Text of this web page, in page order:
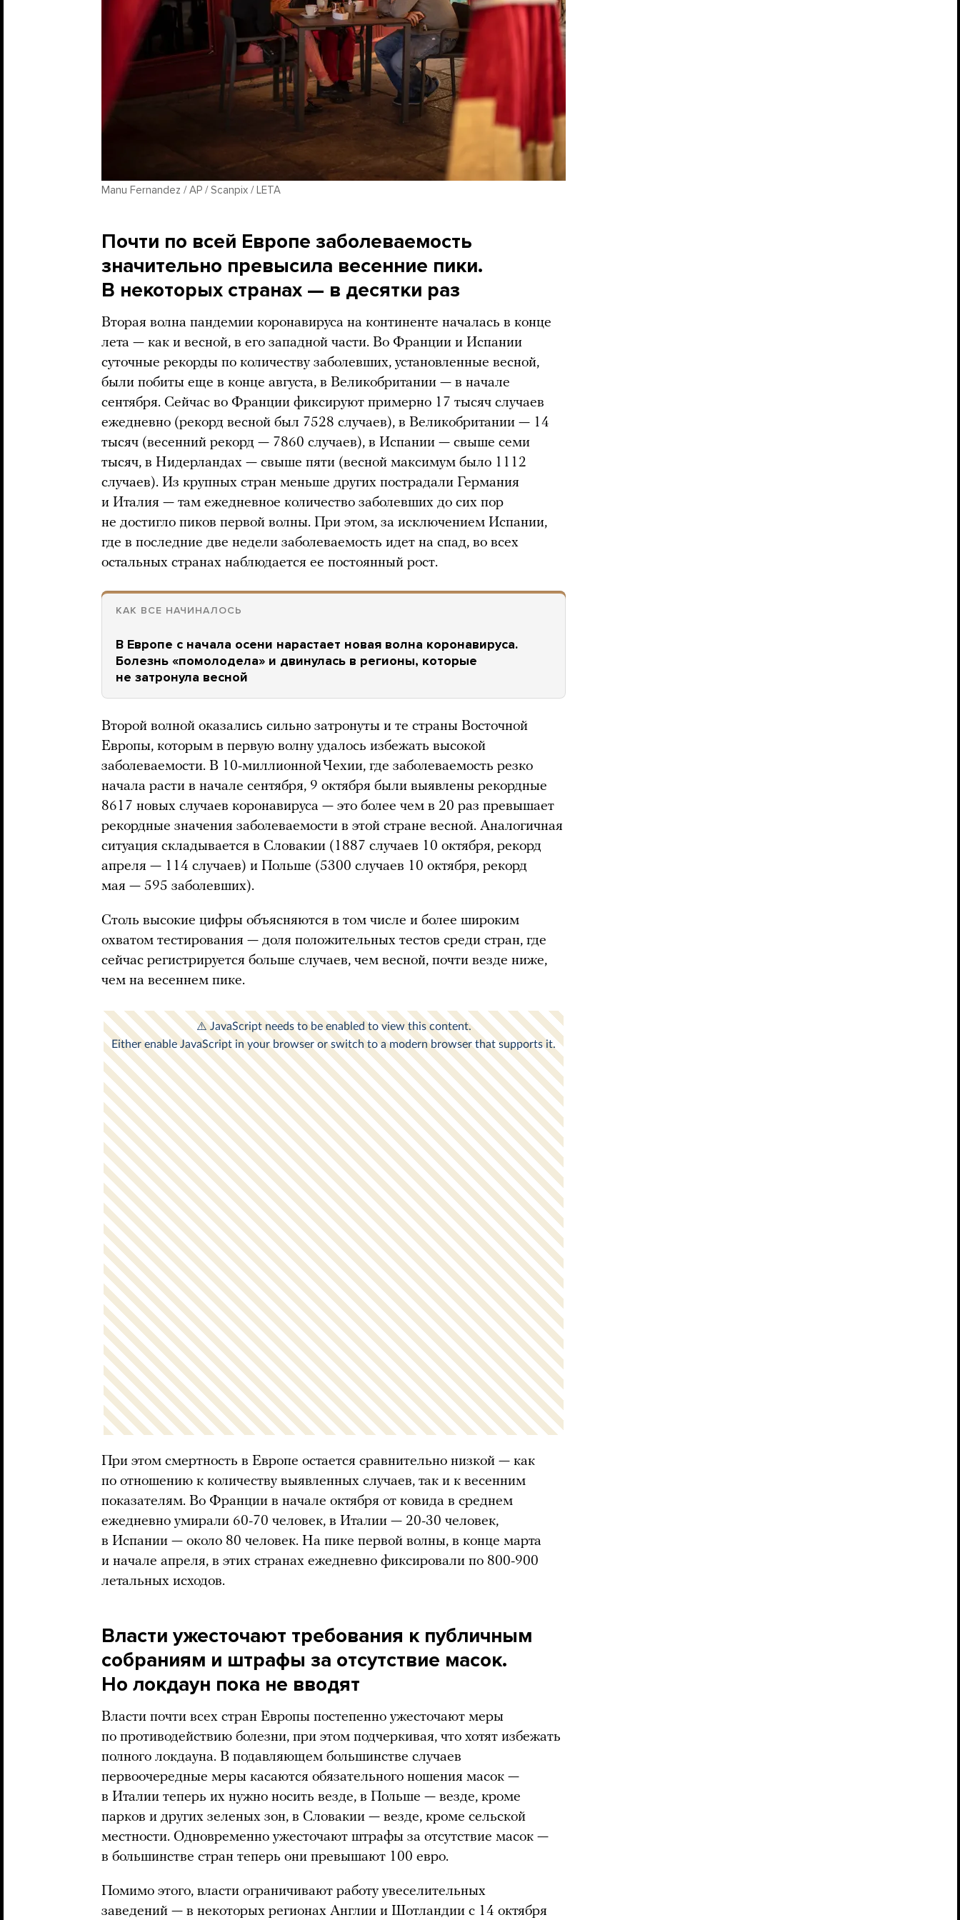
Manu Fernandez / AP / Scanpix / LETA
Почти по всей Европе заболеваемость
значительно превысила весенние пики.
В некоторых странах — в десятки раз
Вторая волна пандемии коронавируса на континенте началась в конце
лета — как и весной, в его западной части. Во Франции и Испании
суточные рекорды по количеству заболевших, установленные весной,
были побиты еще в конце августа, в Великобритании — в начале
сентября. Сейчас во Франции фиксируют примерно 17 тысяч случаев
ежедневно (рекорд весной был 7528 случаев), в Великобритании — 14
тысяч (весенний рекорд — 7860 случаев), в Испании — свыше семи
тысяч, в Нидерландах — свыше пяти (весной максимум было 1112
случаев). Из крупных стран меньше других пострадали Германия
и Италия — там ежедневное количество заболевших до сих пор
не достигло пиков первой волны. При этом, за исключением Испании,
где в последние две недели заболеваемость идет на спад, во всех
остальных странах наблюдается ее постоянный рост.
КАК ВСЕ НАЧИНАЛОСЬ
В Европе с начала осени нарастает новая волна коронавируса.
Болезнь «помолодела» и двинулась в регионы, которые
не затронула весной
Второй волной оказались сильно затронуты и те страны Восточной
Европы, которым в первую волну удалось избежать высокой
заболеваемости. В 10-миллионной Чехии, где заболеваемость резко
начала расти в начале сентября, 9 октября были выявлены рекордные
8617 новых случаев коронавируса — это более чем в 20 раз превышает
рекордные значения заболеваемости в этой стране весной. Аналогичная
ситуация складывается в Словакии (1887 случаев 10 октября, рекорд
апреля — 114 случаев) и Польше (5300 случаев 10 октября, рекорд
мая — 595 заболевших).
Столь высокие цифры объясняются в том числе и более широким
охватом тестирования — доля положительных тестов среди стран, где
сейчас регистрируется больше случаев, чем весной, почти везде ниже,
чем на весеннем пике.
При этом смертность в Европе остается сравнительно низкой — как
по отношению к количеству выявленных случаев, так и к весенним
показателям. Во Франции в начале октября от ковида в среднем
ежедневно умирали 60-70 человек, в Италии — 20-30 человек,
в Испании — около 80 человек. На пике первой волны, в конце марта
и начале апреля, в этих странах ежедневно фиксировали по 800-900
летальных исходов.
Власти ужесточают требования к публичным
собраниям и штрафы за отсутствие масок.
Но локдаун пока не вводят
Власти почти всех стран Европы постепенно ужесточают меры
по противодействию болезни, при этом подчеркивая, что хотят избежать
полного локдауна. В подавляющем большинстве случаев
первоочередные меры касаются обязательного ношения масок —
в Италии теперь их нужно носить везде, в Польше — везде, кроме
парков и других зеленых зон, в Словакии — везде, кроме сельской
местности. Одновременно ужесточают штрафы за отсутствие масок —
в большинстве стран теперь они превышают 100 евро.
Помимо этого, власти ограничивают работу увеселительных
заведений — в некоторых регионах Англии и Шотландии с 14 октября